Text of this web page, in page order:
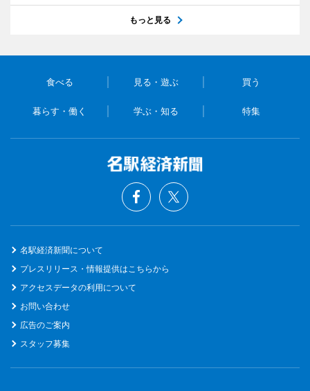
もっと見る
食べる 見る・遊ぶ 買う
暮らす・働く 学ぶ・知る 特集
名駅経済新聞について
プレスリリース・情報提供はこちらから
アクセスデータの利用について
お問い合わせ
広告のご案内
スタッフ募集